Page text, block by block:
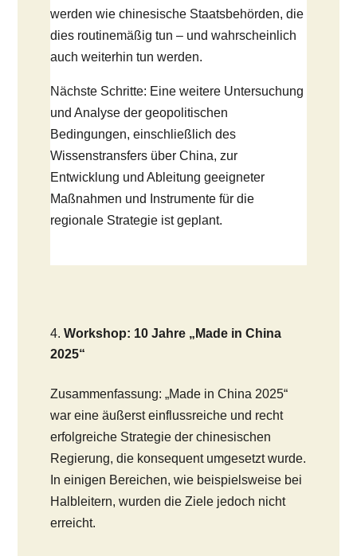
werden wie chinesische Staatsbehörden, die
dies routinemäßig tun – und wahrscheinlich
auch weiterhin tun werden.
Nächste Schritte: Eine weitere Untersuchung
und Analyse der geopolitischen
Bedingungen, einschließlich des
Wissenstransfers über China, zur
Entwicklung und Ableitung geeigneter
Maßnahmen und Instrumente für die
regionale Strategie ist geplant.
Workshop: 10 Jahre „Made in China
2025“
Zusammenfassung: „Made in China 2025“
war eine äußerst einflussreiche und recht
erfolgreiche Strategie der chinesischen
Regierung, die konsequent umgesetzt wurde.
In einigen Bereichen, wie beispielsweise bei
Halbleitern, wurden die Ziele jedoch nicht
erreicht.